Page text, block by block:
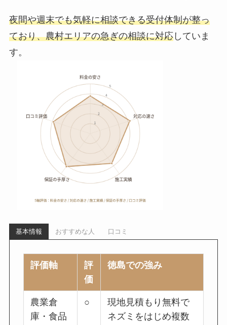
夜間や週末でも気軽に相談できる受付体制が整っ
ており、農村エリアの急ぎの相談に対応していま
す。
基本情報 おすすめな人 口コミ
評価軸
評
価
徳島での強み
農業倉
庫・食品
○
現地見積もり無料で
ネズミをはじめ複数